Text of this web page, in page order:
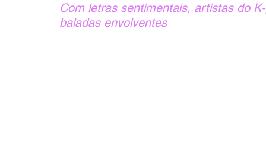
Com letras sentimentais, artistas do
baladas envolventes